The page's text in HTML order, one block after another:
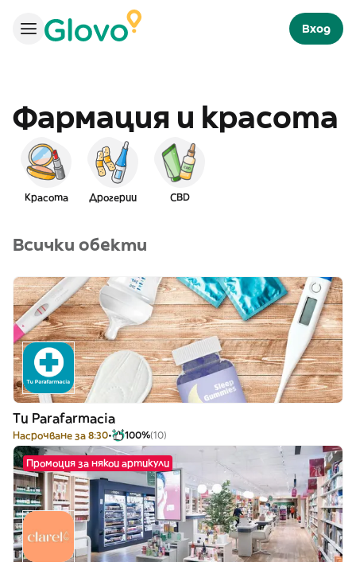
Вход
Фармация и красота
Красота Дрогерии CBD
Всички обекти
Tu Parafarmacia
Насрочване за 8:30 100%(10)
Промоция за някои артикули